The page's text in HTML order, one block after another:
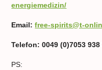
energiemedizin/
Email:free-spirits@t-
Telefon: 0049 (0)7053 938
PS: